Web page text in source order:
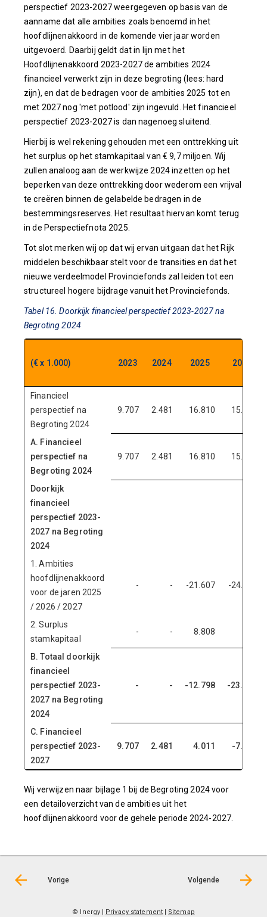
perspectief 2023-2027 weergegeven op basis van de
aanname dat alle ambities zoals benoemd in het
hoofdlijnenakkoord in de komende vier jaar worden
uitgevoerd. Daarbij geldt dat in lijn met het
Hoofdlijnenakkoord 2023-2027 de ambities 2024
financieel verwerkt zijn in deze begroting (lees: hard
zijn), en dat de bedragen voor de ambities 2025 tot en
met 2027 nog 'met potlood' zijn ingevuld. Het financieel
perspectief 2023-2027 is dan nagenoeg sluitend.
Hierbij is wel rekening gehouden met een onttrekking uit
het surplus op het stamkapitaal van € 9,7 miljoen. Wij
zullen analoog aan de werkwijze 2024 inzetten op het
beperken van deze onttrekking door wederom een vrijval
te creëren binnen de gelabelde bedragen in de
bestemmingsreserves. Het resultaat hiervan komt terug
in de Perspectiefnota 2025.
Tot slot merken wij op dat wij ervan uitgaan dat het Rijk
middelen beschikbaar stelt voor de transities en dat het
nieuwe verdeelmodel Provinciefonds zal leiden tot een
structureel hogere bijdrage vanuit het Provinciefonds.
Tabel 16. Doorkijk financieel perspectief 2023-2027 na
Begroting 2024
(€ x 1.000) 2023 2024 2025 2026
Financieel
perspectief na
Begroting 2024
9.707 2.481 16.810 15.556
A. Financieel
perspectief na
Begroting 2024
9.707 2.481 16.810 15.556
Doorkijk
financieel
perspectief 2023-
2027 na Begroting
2024
1. Ambities
hoofdlijnenakkoord
voor de jaren 2025
/ 2026 / 2027
- - -21.607 -24.441
2. Surplus
stamkapitaal
- - 8.808
B. Totaal doorkijk
financieel
perspectief 2023-
2027 na Begroting
2024
- - -12.798 -23.549
C. Financieel
perspectief 2023-
2027
9.707 2.481 4.011 -7.993
Wij verwijzen naar bijlage 1 bij de Begroting 2024 voor
een detailoverzicht van de ambities uit het
hoofdlijnenakkoord voor de gehele periode 2024-2027.
Vorige Volgende
© Inergy | Privacy statement| Sitemap